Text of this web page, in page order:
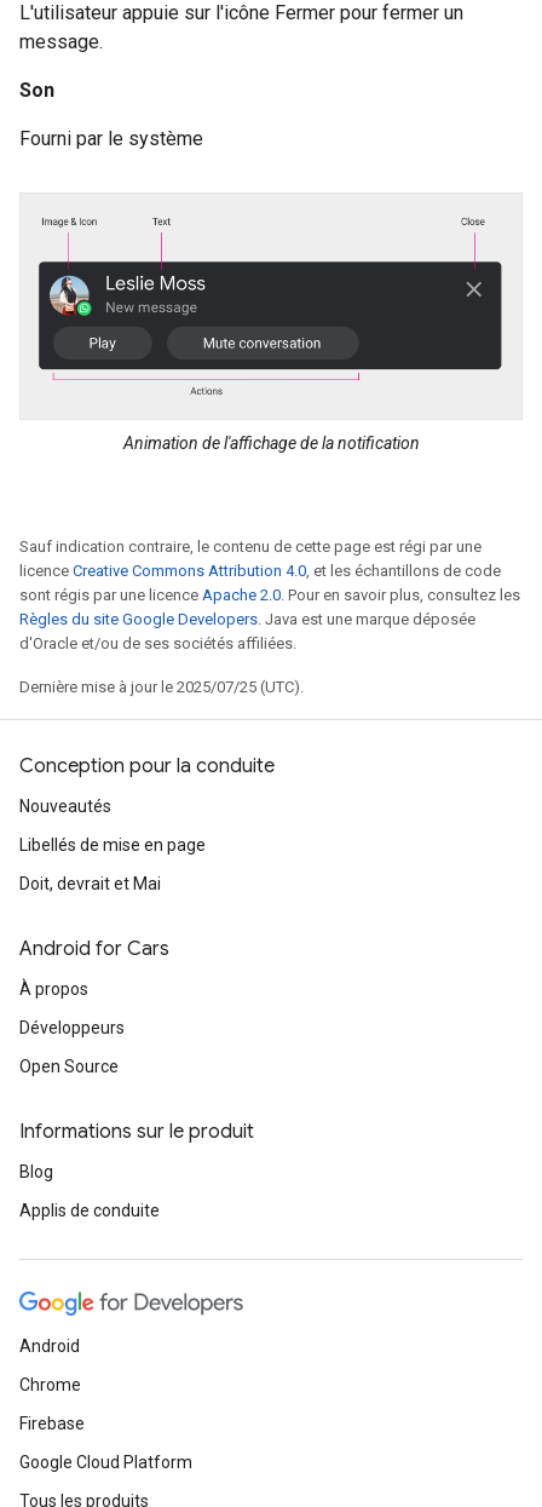
L'utilisateur appuie sur l'icône Fermer pour fermer un
message.
Son
Fourni par le système
Animation de l'affichage de la notification
Sauf indication contraire, le contenu de cette page est régi par une
licence Creative Commons Attribution 4.0 , et les échantillons de code
sont régis par une licence Apache 2.0 . Pour en savoir plus, consultez les
Règles du site Google Developers . Java est une marque déposée
d'Oracle et/ou de ses sociétés affiliées.
Dernière mise à jour le 2025/07/25 (UTC).
Conception pour la conduite
Nouveautés
Libellés de mise en page
Doit, devrait et Mai
Android for Cars
À propos
Développeurs
Open Source
Informations sur le produit
Blog
Applis de conduite
Android
Chrome
Firebase
Google Cloud Platform
Tous les produits